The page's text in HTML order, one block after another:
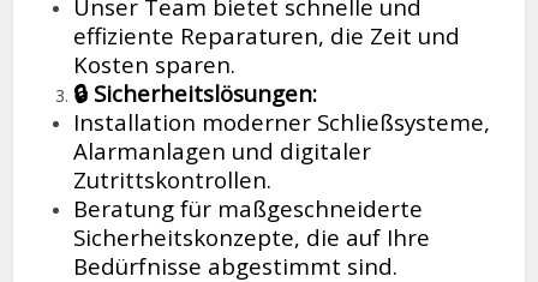
Unser Team bietet schnelle und
effiziente Reparaturen, die Zeit und
Kosten sparen.
🔒 Sicherheitslösungen:
Installation moderner Schließsysteme,
Alarmanlagen und digitaler
Zutrittskontrollen.
Beratung für maßgeschneiderte
Sicherheitskonzepte, die auf Ihre
Bedürfnisse abgestimmt sind.